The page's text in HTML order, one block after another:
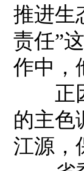
推进生
责任”
作中，
正因
的主色
江源，